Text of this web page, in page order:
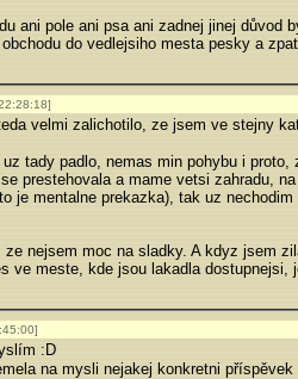
ani pole ani psa ani zadnej jinej důvod
do vedlejsiho mesta pesky a
velmi zalichotilo, ze jsem ve stejny
uz tady padlo, nemas min pohybu i
prestehovala a mame vetsi zahradu,
je mentalne prekazka), tak uz
nejsem moc na sladky. A kdyz jsem
ve meste, kde jsou lakadla dostupnejsi,
:D
na mysli nejakej konkretni příspěvek